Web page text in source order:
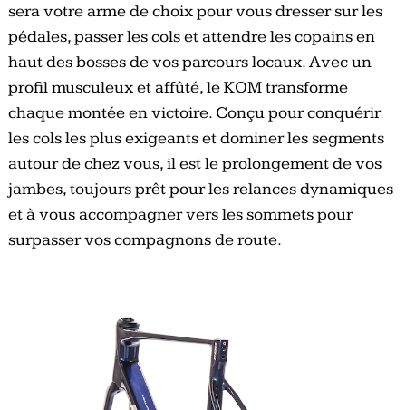
sera votre arme de choix pour vous dresser sur les
pédales, passer les cols et attendre les copains en
haut des bosses de vos parcours locaux. Avec un
profil musculeux et affûté, le KOM transforme
chaque montée en victoire. Conçu pour conquérir
les cols les plus exigeants et dominer les segments
autour de chez vous, il est le prolongement de vos
jambes, toujours prêt pour les relances dynamiques
et à vous accompagner vers les sommets pour
surpasser vos compagnons de route.